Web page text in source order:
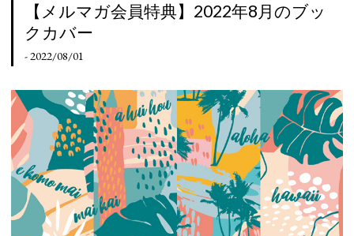
【メルマガ会員特典】2022年8月のブッ
クカバー
- 2022/08/01